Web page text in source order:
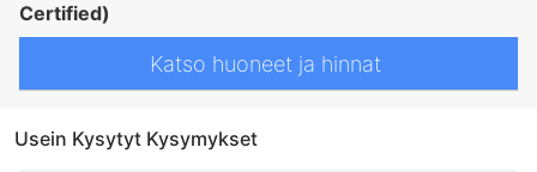
Certified)
Katso huoneet ja hinnat
Usein Kysytyt Kysymykset